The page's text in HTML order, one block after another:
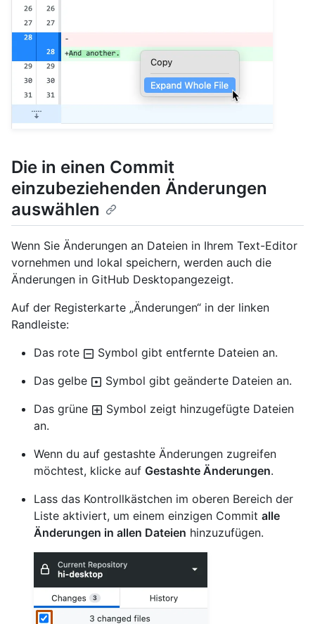
Die in einen Commit
einzubeziehenden Änderungen
auswählen
Wenn Sie Änderungen an Dateien in Ihrem Text-Editor
vornehmen und lokal speichern, werden auch die
Änderungen in GitHub Desktopangezeigt.
Auf der Registerkarte „Änderungen“ in der linken
Randleiste:
Das rote
Symbol gibt entfernte Dateien an.
Das gelbe
Symbol gibt geänderte Dateien an.
Das grüne
Symbol zeigt hinzugefügte Dateien
an.
Wenn du auf gestashte Änderungen zugreifen
möchtest, klicke auf Gestashte Änderungen.
Lass das Kontrollkästchen im oberen Bereich der
Liste aktiviert, um einem einzigen Commit alle
Änderungen in allen Dateien hinzuzufügen.